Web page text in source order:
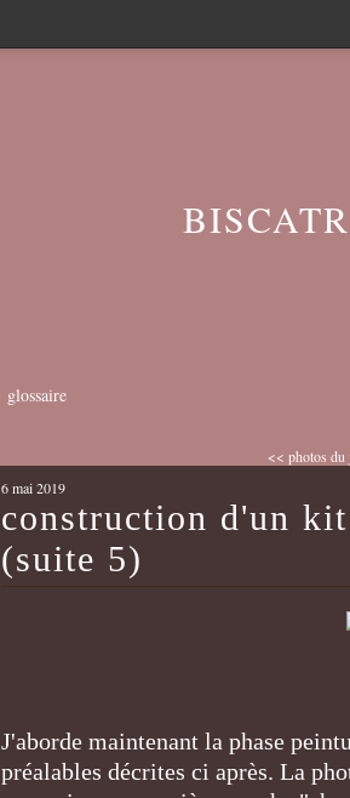
glossaire
<< photos du
6 mai 2019
construction d'un
(suite 5)
J'aborde maintenant la phase
préalables décrites ci après. La